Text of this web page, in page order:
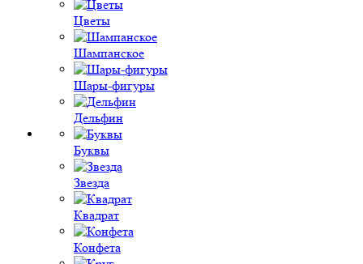
Цветы
Шампанское
Шары-фигуры
Дельфин
Буквы
Звезда
Квадрат
Конфета